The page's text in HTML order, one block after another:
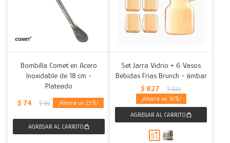
Bombilla Comet en Acero
Inoxidable de 18 cm -
Plateado
$ 74 $ 99 25
Set Jarra Vidrio + 6 Vasos
Bebidas Frias Brunch - ámbar
$ 827 $ 920
10